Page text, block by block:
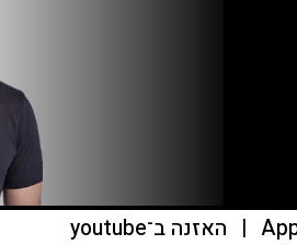
| האזנה ב־youtube